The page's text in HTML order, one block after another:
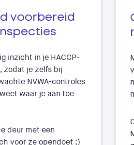
voorbereid
inzicht in je HACCP-
zodat je zelfs bij
NVWA-controles
waar je aan toe
deur met een
voor ze opendoet ;)